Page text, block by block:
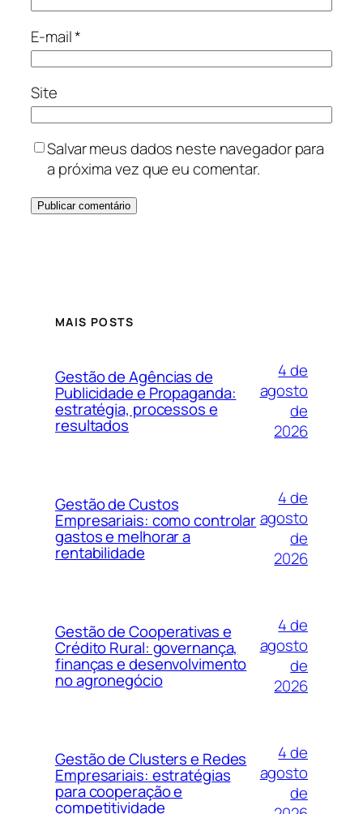
E-mail*
Site
Salvar meus dados neste navegador para
a próxima vez que eu comentar.
MAIS POSTS
Gestão de Agências de
Publicidade e Propaganda:
estratégia, processos e
resultados
4 de
agosto
de
2026
Gestão de Custos
Empresariais: como controlar
gastos e melhorar a
rentabilidade
4 de
agosto
de
2026
Gestão de Cooperativas e
Crédito Rural: governança,
finanças e desenvolvimento
no agronegócio
4 de
agosto
de
2026
Gestão de Clusters e Redes
Empresariais: estratégias
para cooperação e
competitividade
4 de
agosto
de